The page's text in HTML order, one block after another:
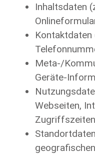
Inhaltsdaten
Kontaktdaten
Meta-/
Geräte-
Webseiten,